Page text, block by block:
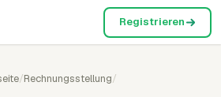
Registrieren
/Rechnungsstellung/